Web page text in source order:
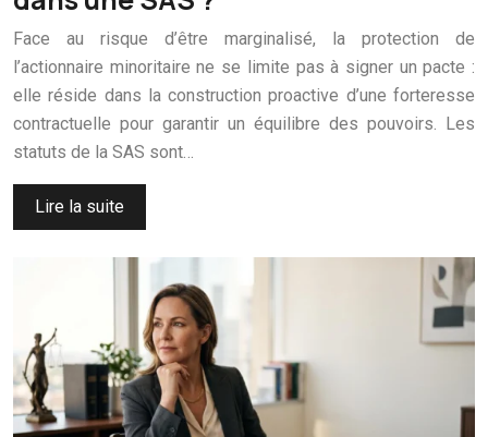
Face au risque d’être marginalisé, la protection de
l’actionnaire minoritaire ne se limite pas à signer un pacte :
elle réside dans la construction proactive d’une forteresse
contractuelle pour garantir un équilibre des pouvoirs. Les
statuts de la SAS sont…
Lire la suite